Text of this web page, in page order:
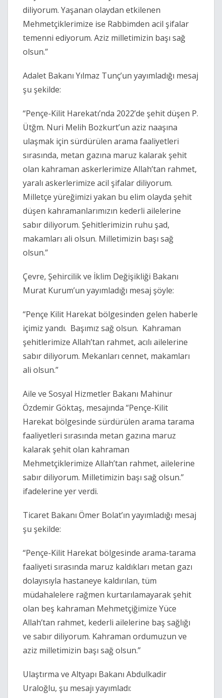
diliyorum. Yaşanan olaydan etkilenen
Mehmetçiklerimize ise Rabbimden acil şifalar
temenni ediyorum. Aziz milletimizin başı sağ
olsun.”
Adalet Bakanı Yılmaz Tunç’un yayımladığı mesaj
şu şekilde:
“Pençe-Kilit Harekatı’nda 2022’de şehit düşen P.
Ütğm. Nuri Melih Bozkurt’un aziz naaşına
ulaşmak için sürdürülen arama faaliyetleri
sırasında, metan gazına maruz kalarak şehit
olan kahraman askerlerimize Allah’tan rahmet,
yaralı askerlerimize acil şifalar diliyorum.
Milletçe yüreğimizi yakan bu elim olayda şehit
düşen kahramanlarımızın kederli ailelerine
sabır diliyorum. Şehitlerimizin ruhu şad,
makamları ali olsun. Milletimizin başı sağ
olsun.”
Çevre, Şehircilik ve İklim Değişikliği Bakanı
Murat Kurum’un yayımladığı mesaj şöyle:
“Pençe Kilit Harekat bölgesinden gelen haberle
içimiz yandı. Başımız sağ olsun. Kahraman
şehitlerimize Allah’tan rahmet, acılı ailelerine
sabır diliyorum. Mekanları cennet, makamları
ali olsun.”
Aile ve Sosyal Hizmetler Bakanı Mahinur
Özdemir Göktaş, mesajında “Pençe-Kilit
Harekat bölgesinde sürdürülen arama tarama
faaliyetleri sırasında metan gazına maruz
kalarak şehit olan kahraman
Mehmetçiklerimize Allah’tan rahmet, ailelerine
sabır diliyorum. Milletimizin başı sağ olsun.”
ifadelerine yer verdi.
Ticaret Bakanı Ömer Bolat’ın yayımladığı mesaj
şu şekilde:
“Pençe-Kilit Harekat bölgesinde arama-tarama
faaliyeti sırasında maruz kaldıkları metan gazı
dolayısıyla hastaneye kaldırılan, tüm
müdahalelere rağmen kurtarılamayarak şehit
olan beş kahraman Mehmetçiğimize Yüce
Allah’tan rahmet, kederli ailelerine baş sağlığı
ve sabır diliyorum. Kahraman ordumuzun ve
aziz milletimizin başı sağ olsun.”
Ulaştırma ve Altyapı Bakanı Abdulkadir
Uraloğlu, şu mesajı yayımladı: